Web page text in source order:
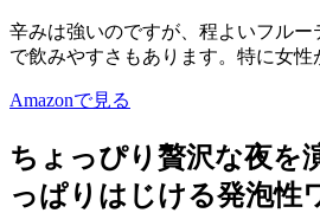
辛みは強いのですが、程よいフル
で飲みやすさもあります。特に女性
Amazonで見る
ちょっぴり贅沢な夜を
っぱりはじける発泡性